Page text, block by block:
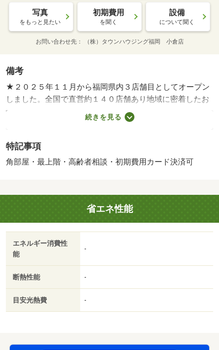
写真
をもっと見たい
初期費用
を聞く
設備
について聞く
お問い合わせ先 （株）タウンハウジング福岡 小倉店
備考
★２０２５年１１月から福岡県内３店舗目としてオープン
しました。全国で直営約１４０店舗あり地域に密着したお
部屋探しをサポートしています。お部屋探しはグループ創
業４６年の実績と安心のタウンハウジングにお任せくださ
産ニーズに対応しています★・賃貸保証等：加入要（賃料
総額１２０％または賃料総額５０％＋毎年１．３万円）・
可能★掲載しきれない他の写真もＬＩＮＥでお届けできま
す★土日祝日対応★・駐輪場：有（無料）/室内清掃費
用 22000円
続きを見る
特記事項
角部屋・最上階・高齢者相談・初期費用カード決済可
省エネ性能
エネルギー消費性
能
-
断熱性能 -
目安光熱費 -